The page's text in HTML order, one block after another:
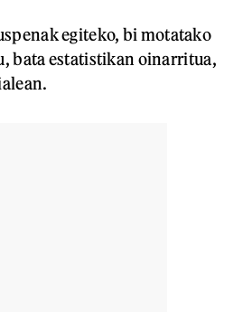
egiteko, bi motatako
bata estatistikan oinarritua,